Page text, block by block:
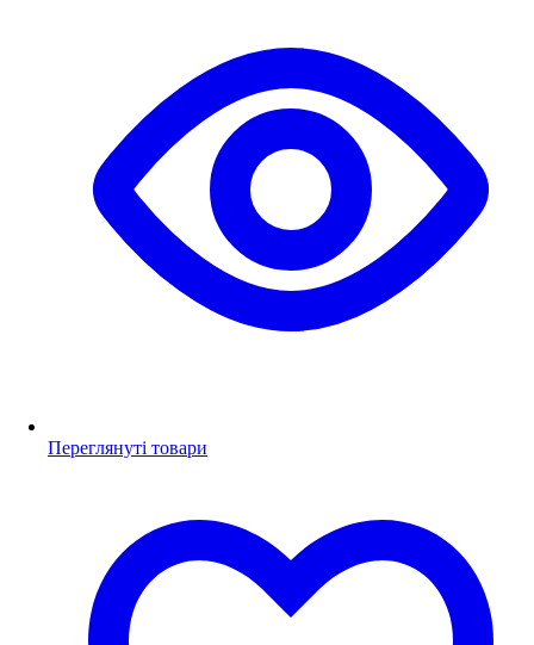
Переглянуті товари